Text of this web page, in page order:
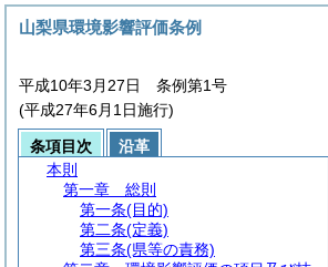
山梨県環境影響評価条例
平成10年3月27日 条例第1号
(平成27年6月1日施行)
条項目次
沿革
本則
第一章
総則
第一条(目的)
第二条(定義)
第三条(県等の責務)